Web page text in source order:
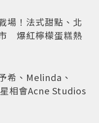
場！法式甜點、北
爆紅檸檬蛋糕熱
希、Melinda、
相會Acne Studios